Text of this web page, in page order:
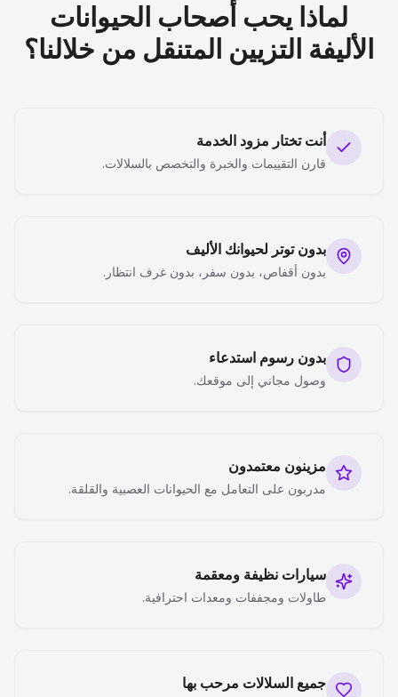
لماذا يحب أصحاب الحيوانات
الأليفة التزيين المتنقل من خلالنا؟
أنت تختار مزود الخدمة
قارن التقييمات والخبرة والتخصص بالسلالات.
بدون توتر لحيوانك الأليف
بدون أقفاص، بدون سفر، بدون غرف انتظار.
بدون رسوم استدعاء
وصول مجاني إلى موقعك.
مزينون معتمدون
مدربون على التعامل مع الحيوانات العصبية والقلقة.
سيارات نظيفة ومعقمة
طاولات ومجففات ومعدات احترافية.
جميع السلالات مرحب بها